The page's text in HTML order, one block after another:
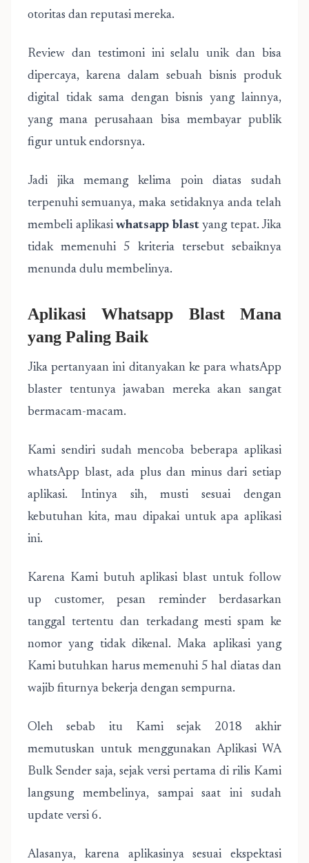
otoritas dan reputasi mereka.
Review dan testimoni ini selalu unik dan bisa
dipercaya, karena dalam sebuah bisnis produk
digital tidak sama dengan bisnis yang lainnya,
yang mana perusahaan bisa membayar publik
figur untuk endorsnya.
Jadi jika memang kelima poin diatas sudah
terpenuhi semuanya, maka setidaknya anda telah
membeli aplikasi whatsapp blastyang tepat. Jika
tidak memenuhi 5 kriteria tersebut sebaiknya
menunda dulu membelinya.
Aplikasi Whatsapp Blast Mana
yang Paling Baik
Jika pertanyaan ini ditanyakan ke para whatsApp
blaster tentunya jawaban mereka akan sangat
bermacam-macam.
Kami sendiri sudah mencoba beberapa aplikasi
whatsApp blast, ada plus dan minus dari setiap
aplikasi. Intinya sih, musti sesuai dengan
kebutuhan kita, mau dipakai untuk apa aplikasi
ini.
Karena Kami butuh aplikasi blast untuk follow
up customer, pesan reminder berdasarkan
tanggal tertentu dan terkadang mesti spam ke
nomor yang tidak dikenal. Maka aplikasi yang
Kami butuhkan harus memenuhi 5 hal diatas dan
wajib fiturnya bekerja dengan sempurna.
Oleh sebab itu Kami sejak 2018 akhir
memutuskan untuk menggunakan Aplikasi WA
Bulk Sender saja, sejak versi pertama di rilis Kami
langsung membelinya, sampai saat ini sudah
update versi 6.
Alasanya, karena aplikasinya sesuai ekspektasi